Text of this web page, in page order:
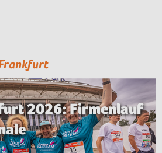
Frankfurt
2026: Firmenlauf